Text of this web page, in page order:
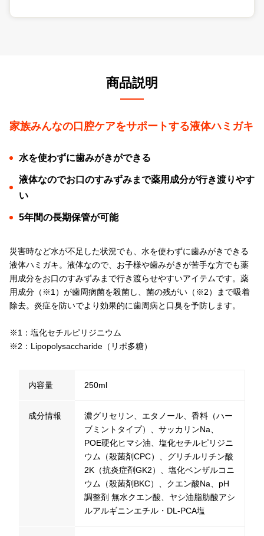
商品説明
家族みんなの口腔ケアをサポートする液体ハミガキ
水を使わずに歯みがきができる
液体なのでお口のすみずみまで薬用成分が行き渡りやす
い
5年間の長期保管が可能
災害時など水が不足した状況でも、水を使わずに歯みがきできる
液体ハミガキ。液体なので、お子様や歯みがきが苦手な方でも薬
用成分をお口のすみずみまで行き渡らせやすいアイテムです。薬
用成分（※1）が歯周病菌を殺菌し、菌の残がい（※2）まで吸着
除去。炎症を防いでより効果的に歯周病と口臭を予防します。
※1：塩化セチルピリジニウム
※2：Lipopolysaccharide（リポ多糖）
内容量 250ml
成分情報
濃グリセリン、エタノール、香料（ハー
ブミントタイプ）、サッカリンNa、
POE硬化ヒマシ油、塩化セチルピリジニ
ウム（殺菌剤CPC）、グリチルリチン酸
2K（抗炎症剤GK2）、塩化ベンザルコニ
ウム（殺菌剤BKC）、クエン酸Na、pH
調整剤 無水クエン酸、ヤシ油脂肪酸アシ
ルアルギニンエチル・DL-PCA塩